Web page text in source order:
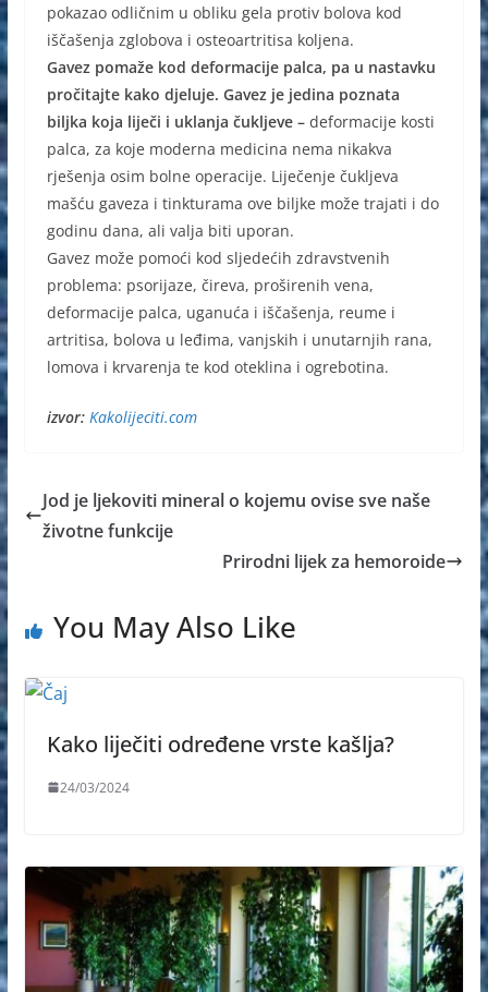
pokazao odličnim u obliku gela protiv bolova kod
iščašenja zglobova i osteoartritisa koljena.
Gavez pomaže kod deformacije palca, pa u nastavku
pročitajte kako djeluje. Gavez je jedina poznata
biljka koja liječi i uklanja čukljeve –deformacije kosti
palca, za koje moderna medicina nema nikakva
rješenja osim bolne operacije. Liječenje čukljeva
mašću gaveza i tinkturama ove biljke može trajati i do
godinu dana, ali valja biti uporan.
Gavez može pomoći kod sljedećih zdravstvenih
problema: psorijaze, čireva, proširenih vena,
deformacije palca, uganuća i iščašenja, reume i
artritisa, bolova u leđima, vanjskih i unutarnjih rana,
lomova i krvarenja te kod oteklina i ogrebotina.
izvor: Kakolijeciti.com
Jod je ljekoviti mineral o kojemu ovise sve naše
životne funkcije
Prirodni lijek za hemoroide
You May Also Like
Kako liječiti određene vrste kašlja?
24/03/2024